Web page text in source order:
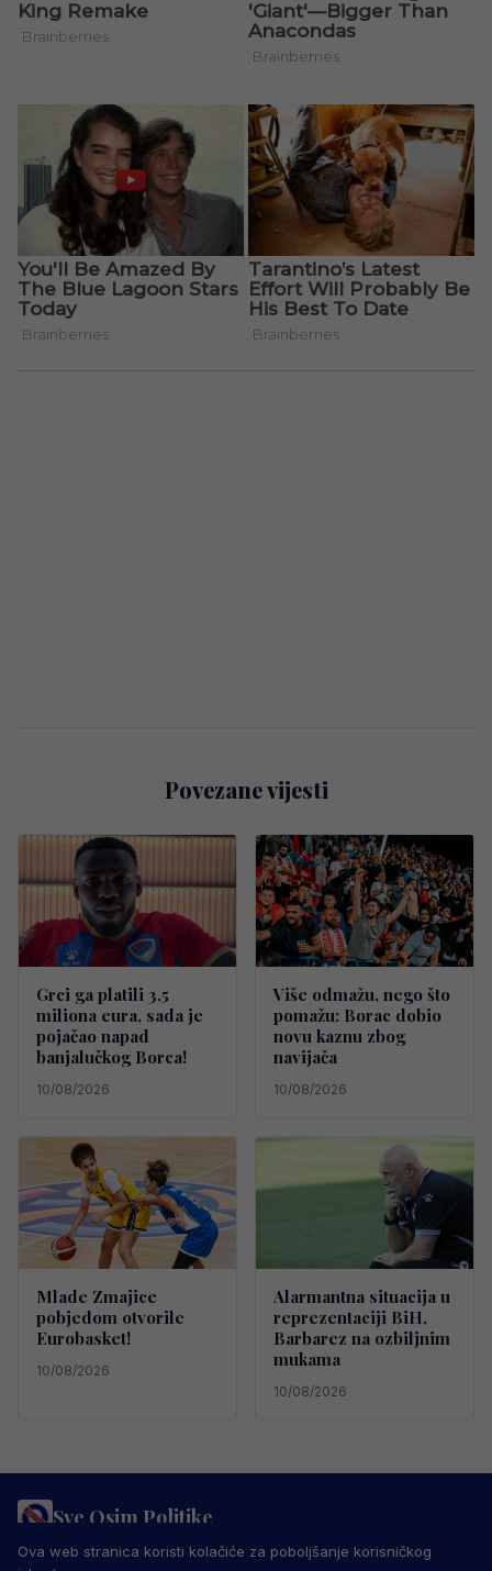
Povezane vijesti
Grci ga platili 3,5
miliona eura, sada je
pojačao napad
banjalučkog Borca!
10/08/2026
Više odmažu, nego što
pomažu: Borac dobio
novu kaznu zbog
navijača
10/08/2026
Mlade Zmajice
pobjedom otvorile
Eurobasket!
10/08/2026
Alarmantna situacija u
reprezentaciji BiH,
Barbarez na ozbiljnim
mukama
10/08/2026
Sve Osim Politike
PRAVILA PRIVATNOSTI MARKETING
USLOVI KORIŠTENJA
IMPRESSUM
Ova web stranica koristi kolačiće za poboljšanje korisničkog